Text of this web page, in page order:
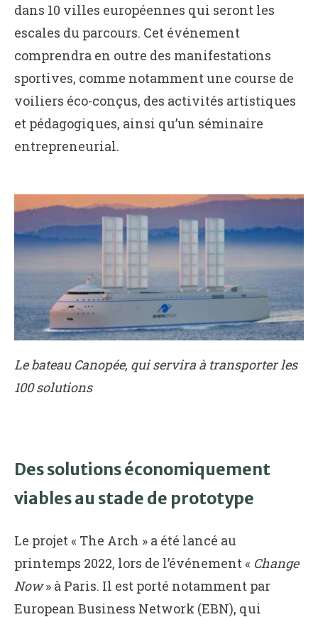
dans 10 villes européennes qui seront les
escales du parcours. Cet événement
comprendra en outre des manifestations
sportives, comme notamment une course de
voiliers éco-conçus, des activités artistiques
et pédagogiques, ainsi qu’un séminaire
entrepreneurial.
Le bateau Canopée, qui servira à transporter les
100 solutions
Des solutions économiquement
viables au stade de prototype
Le projet « The Arch » a été lancé au
printemps 2022, lors de l’événement « Change
Now» à Paris. Il est porté notamment par
European Business Network (EBN), qui